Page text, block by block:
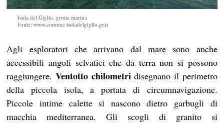
Isola del Giglio, grotta marina
Fonte: www.comune.isoladelgiglio.gr.it
Agli esploratori che arrivano dal mare sono anche
accessibili angoli selvatici che da terra non si possono
raggiungere.Ventotto chilometri disegnano il perimetro
della piccola isola, a portata di circumnavigazione.
Piccole intime calette si nascono dietro garbugli di
macchia mediterranea. Gli scogli di granito si